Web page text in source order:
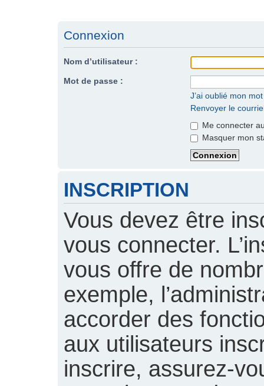
Connexion
Nom d’utilisateur :
Mot de passe :
J’ai oublié mon
Renvoyer le
Me connecter
Masquer mon
INSCRIPTION
Vous devez être
vous connecter.
vous offre de
exemple,
accorder des
aux utilisateurs
inscrire, assurez-